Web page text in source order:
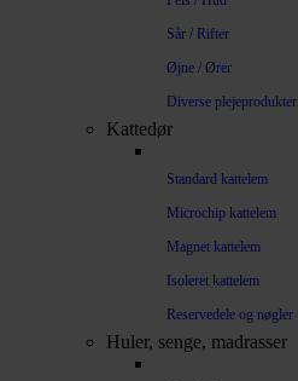
Sår / Rifter
Øjne / Ører
Diverse plejeprodukter
Kattedør
Standard kattelem
Microchip kattelem
Magnet kattelem
Isoleret kattelem
Reservedele og nøgler
Huler, senge, madrasser